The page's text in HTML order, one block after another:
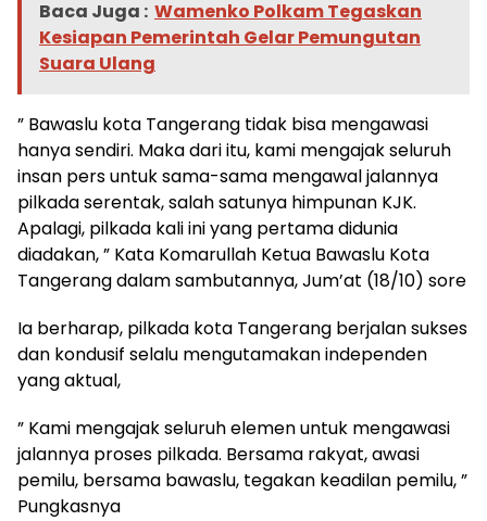
Baca Juga : Wamenko Polkam Tegaskan
Kesiapan Pemerintah Gelar Pemungutan
Suara Ulang
” Bawaslu kota Tangerang tidak bisa mengawasi
hanya sendiri. Maka dari itu, kami mengajak seluruh
insan pers untuk sama-sama mengawal jalannya
pilkada serentak, salah satunya himpunan KJK.
Apalagi, pilkada kali ini yang pertama didunia
diadakan, ” Kata Komarullah Ketua Bawaslu Kota
Tangerang dalam sambutannya, Jum’at (18/10) sore
Ia berharap, pilkada kota Tangerang berjalan sukses
dan kondusif selalu mengutamakan independen
yang aktual,
” Kami mengajak seluruh elemen untuk mengawasi
jalannya proses pilkada. Bersama rakyat, awasi
pemilu, bersama bawaslu, tegakan keadilan pemilu, ”
Pungkasnya